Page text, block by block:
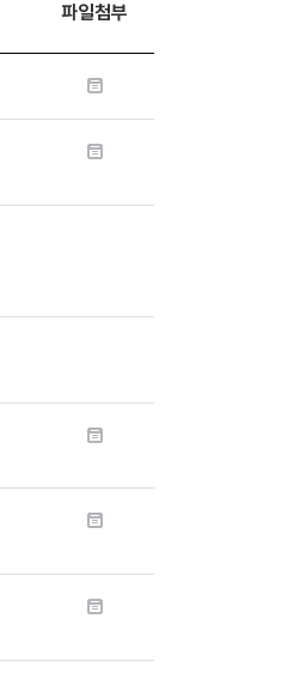
파일첨부